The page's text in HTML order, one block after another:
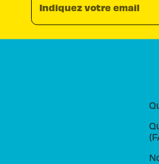
Indiquez votre email